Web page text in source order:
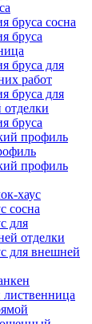
бруса сосна
бруса
бруса для
работ
бруса для
бруса
профиль
профиль
хаус
сосна
для
отделки
для внешней